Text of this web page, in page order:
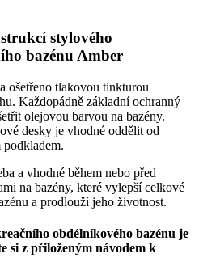
stylového
bazénu Amber
ošetřeno tlakovou tinkturou
Každopádně základní ochranný
olejovou barvou na bazény.
desky je vhodné oddělit od
a vhodné během nebo před
na bazény, které vylepší celkové
a prodlouží jeho životnost.
obdélníkového bazénu je
si z přiloženým návodem k